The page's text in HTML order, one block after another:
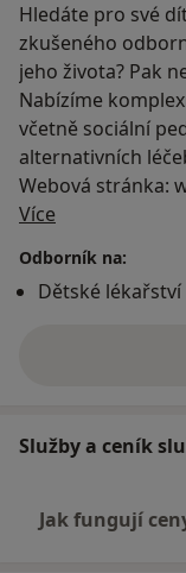
Hledáte pro své
zkušeného
jeho života? Pak
Nabízíme
včetně sociální
alternativních
Webová stránka:
Více
Odborník na:
Dětské lékařství
Služby a ceník
Jak fungují